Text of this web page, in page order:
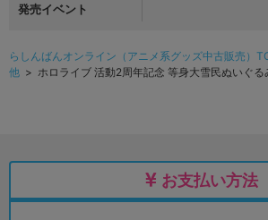
発売イベント
らしんばんオンライン（アニメ系グッズ中古販売）
他 > ホロライブ 活動2周年記念 等身大雪民ぬいぐる
お支払い方法